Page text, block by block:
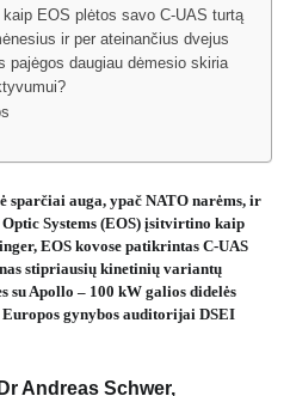
EOS plėtos savo C-UAS turtą
ir per ateinančius dvejus
pajėgos daugiau dėmesio skiria
sparčiai auga, ypač NATO narėms, ir
Systems (EOS) įsitvirtino kaip
EOS kovose patikrintas C-UAS
stipriausių kinetinių variantų
su Apollo – 100 kW galios didelės
gynybos auditorijai DSEI
Dr Andreas Schwer,